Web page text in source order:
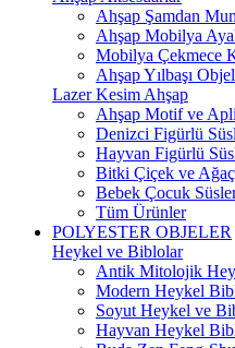
Ahşap Şamdan
Ahşap Mobilya
Mobilya Çekmece
Ahşap Yılbaşı
Lazer Kesim Ahşap
Ahşap Motif ve
Denizci Figürlü
Hayvan Figürlü
Bitki Çiçek ve
Bebek Çocuk
Tüm Ürünler
POLYESTER OBJELER
Heykel ve Biblolar
Antik Mitolojik
Modern Heykel
Soyut Heykel ve
Hayvan Heykel